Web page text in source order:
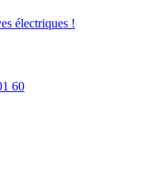
électriques !
60